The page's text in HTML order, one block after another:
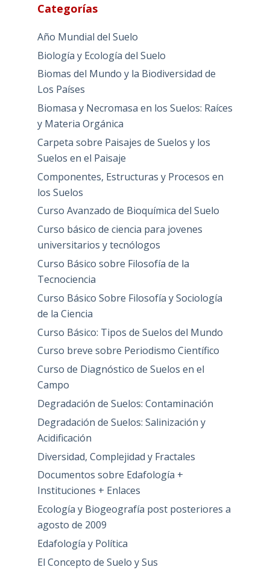
Categorías
Año Mundial del Suelo
Biología y Ecología del Suelo
Biomas del Mundo y la Biodiversidad de
Los Países
Biomasa y Necromasa en los Suelos: Raíces
y Materia Orgánica
Carpeta sobre Paisajes de Suelos y los
Suelos en el Paisaje
Componentes, Estructuras y Procesos en
los Suelos
Curso Avanzado de Bioquímica del Suelo
Curso básico de ciencia para jovenes
universitarios y tecnólogos
Curso Básico sobre Filosofía de la
Tecnociencia
Curso Básico Sobre Filosofía y Sociología
de la Ciencia
Curso Básico: Tipos de Suelos del Mundo
Curso breve sobre Periodismo Científico
Curso de Diagnóstico de Suelos en el
Campo
Degradación de Suelos: Contaminación
Degradación de Suelos: Salinización y
Acidificación
Diversidad, Complejidad y Fractales
Documentos sobre Edafología +
Instituciones + Enlaces
Ecología y Biogeografía post posteriores a
agosto de 2009
Edafología y Política
El Concepto de Suelo y Sus